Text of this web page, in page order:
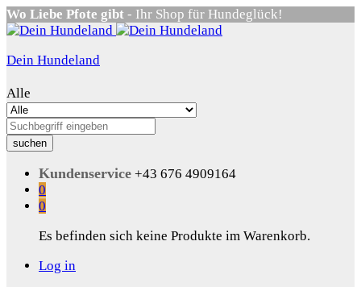
Wo Liebe Pfote gibt - Ihr Shop für Hundeglück!
Dein Hundeland
Alle
suchen
Kundenservice +43 676 4909164
0
0
Es befinden sich keine Produkte im Warenkorb.
Log in